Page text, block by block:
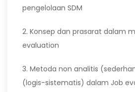
pengelolaan SDM
2. Konsep dan prasarat dalam
evaluation
3. Metoda non analitis
(logis-sistematis) dalam Job